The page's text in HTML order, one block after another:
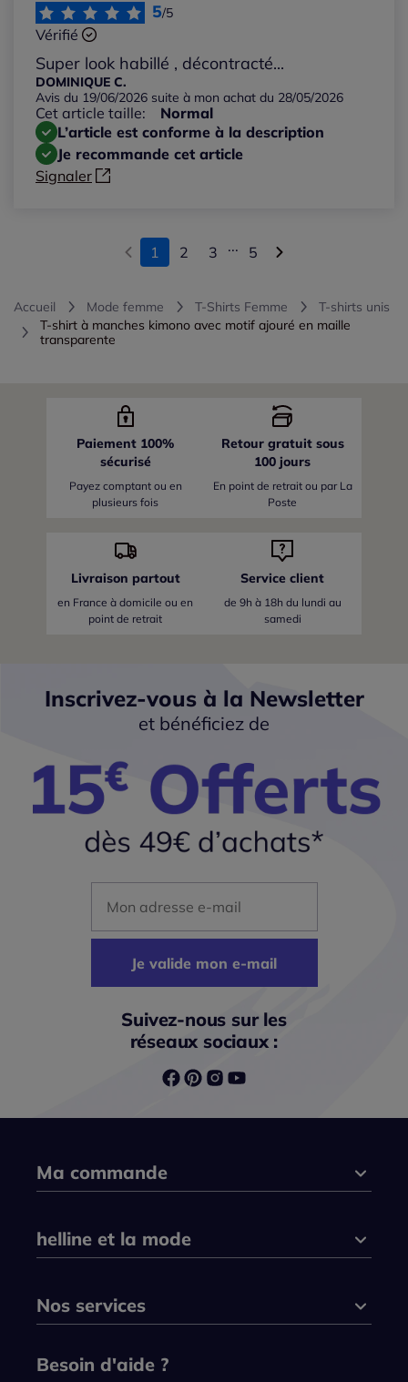
5/5
Vérifié
Super look habillé , décontracté...
DOMINIQUE C.
Avis du 19/06/2026 suite à mon achat du 28/05/2026
Cet article taille:
Normal
L’article est conforme à la description
Je recommande cet article
Signaler
1 2 3 ... 5
Accueil Mode femme T-Shirts Femme
T-shirts unis
T-shirt à manches kimono avec motif ajouré en maille
transparente
Paiement 100%
sécurisé
Payez comptant ou en
plusieurs fois
Retour gratuit sous
100 jours
En point de retrait ou par La
Poste
Livraison partout
en France à domicile ou en
point de retrait
Service client
de 9h à 18h du lundi au
samedi
Inscrivez-vous à la Newsletter
et bénéficiez de
Je valide mon e-mail
Suivez-nous sur les
réseaux sociaux :
Ma commande
helline et la mode
Nos services
Besoin d'aide ?